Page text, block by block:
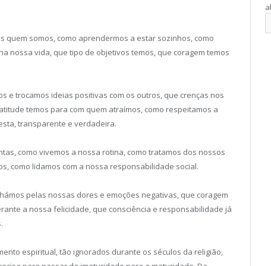
quem somos, como aprendermos a estar sozinhos, como
nossa vida, que tipo de objetivos temos, que coragem temos
e trocamos ideias positivas com os outros, que crenças nos
temos para com quem atraímos, como respeitamos a
transparente e verdadeira.
como vivemos a nossa rotina, como tratamos dos nossos
como lidamos com a nossa responsabilidade social.
pelas nossas dores e emoções negativas, que coragem
a nossa felicidade, que consciência e responsabilidade já
espiritual, tão ignorados durante os séculos da religião,